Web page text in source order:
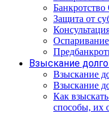
Защита от
Взыскание
Взыскание
Взыскание
Как
способы, их